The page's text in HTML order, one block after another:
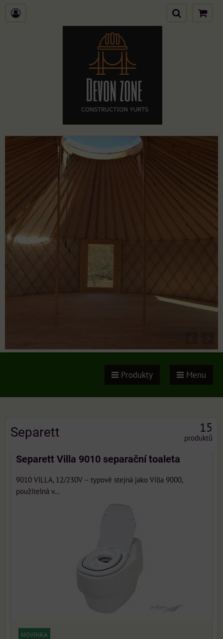
Produkty Menu
Separett 15
produktů
Separett Villa 9010 separační toaleta
9010 VILLA, 12/230V – typově stejná jako Villa 9000,
použitelná v...
NOVINKA